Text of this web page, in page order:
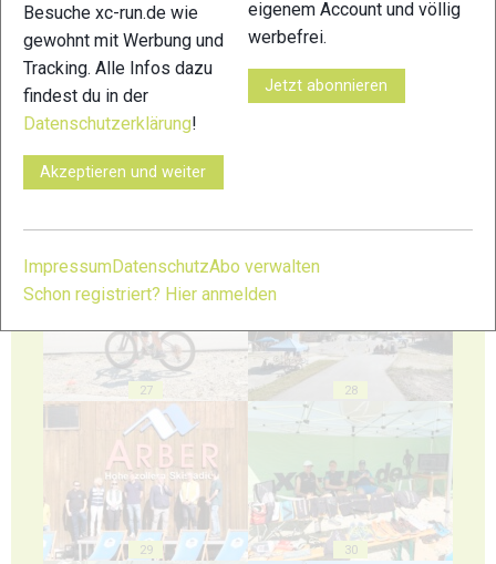
23 24
25 26
27 28
29 30
Besuche xc-run.de wie
gewohnt mit Werbung und
Tracking. Alle Infos dazu
findest du in der
Datenschutzerklärung!
Akzeptieren und weiter
eigenem Account und völlig
werbefrei.
Jetzt abonnieren
ImpressumDatenschutzAbo verwalten
Schon registriert? Hier anmelden